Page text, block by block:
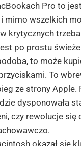
Pro to
mimo wszelkich
krytycznych
po prostu
to może
To
ze strony Apple.
dysponowała
czy rewolucje się